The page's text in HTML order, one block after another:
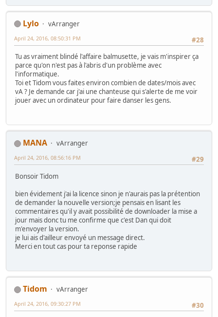
Lylo
vArranger
#28
April 24, 2016, 08:50:31 PM
Tu as vraiment blindé l'affaire balmusette, je vais m'inspirer ça
parce qu'on n'est pas à l'abris d'un problème avec
l'informatique.
Toi et Tidom vous faites environ combien de dates/mois avec
vA ? Je demande car j'ai une chanteuse qui s'alerte de me voir
jouer avec un ordinateur pour faire danser les gens.
MANA
vArranger
#29
April 24, 2016, 08:56:16 PM
Bonsoir Tidom
bien évidement j'ai la licence sinon je n'aurais pas la prétention
de demander la nouvelle version;je pensais en lisant les
commentaires qu'il y avait possibilité de downloader la mise a
jour mais donc tu me confirme que c'est Dan qui doit
m'envoyer la version.
je lui ais d'ailleur envoyé un message direct.
Merci en tout cas pour ta reponse rapide
Tidom
vArranger
#30
April 24, 2016, 09:30:27 PM